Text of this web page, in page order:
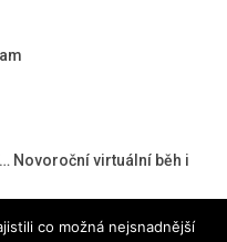
Novoroční virtuální běh i
co možná nejsnadnější